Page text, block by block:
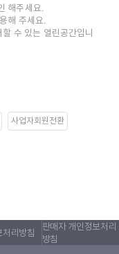
해주세요.
해 주세요.
수 있는 열린공간입니
사업자회원전환
처리방침
판매자 개인정보처리
방침